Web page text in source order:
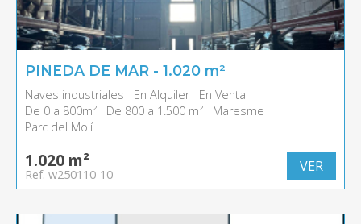
PINEDA DE MAR - 1.020 m²
Naves industriales En Alquiler
En Venta
De 0 a 800m²
De 800 a 1.500 m²
Maresme
Parc del Molí
1.020 m²
Ref. w250110-10 VER